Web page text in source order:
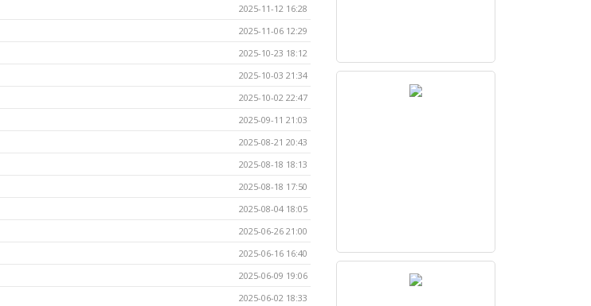
2025-11-12 16:28
2025-11-06 12:29
2025-10-23 18:12
2025-10-03 21:34
2025-10-02 22:47
2025-09-11 21:03
2025-08-21 20:43
2025-08-18 18:13
2025-08-18 17:50
2025-08-04 18:05
2025-06-26 21:00
2025-06-16 16:40
2025-06-09 19:06
2025-06-02 18:33